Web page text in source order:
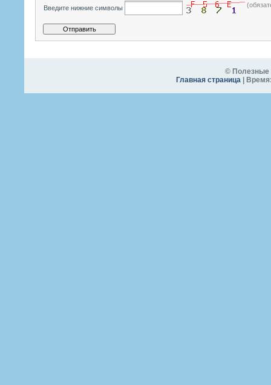
Введите нижние символы
© Полезные
Главная страница |